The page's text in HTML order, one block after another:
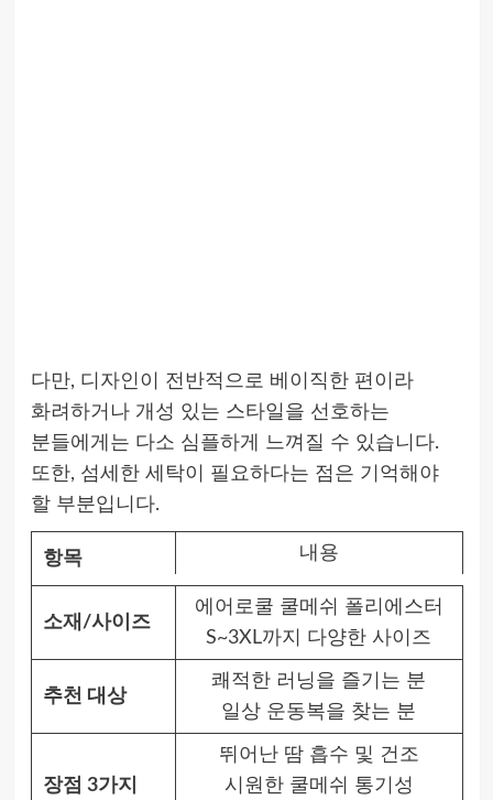
다만, 디자인이 전반적으로 베이직한 편이라
화려하거나 개성 있는 스타일을 선호하는
분들에게는 다소 심플하게 느껴질 수 있습니다.
또한, 섬세한 세탁이 필요하다는 점은 기억해야
할 부분입니다.
항목 내용
소재/사이즈
에어로쿨 쿨메쉬 폴리에스터
S~3XL까지 다양한 사이즈
추천 대상
쾌적한 러닝을 즐기는 분
일상 운동복을 찾는 분
장점 3가지
뛰어난 땀 흡수 및 건조
시원한 쿨메쉬 통기성